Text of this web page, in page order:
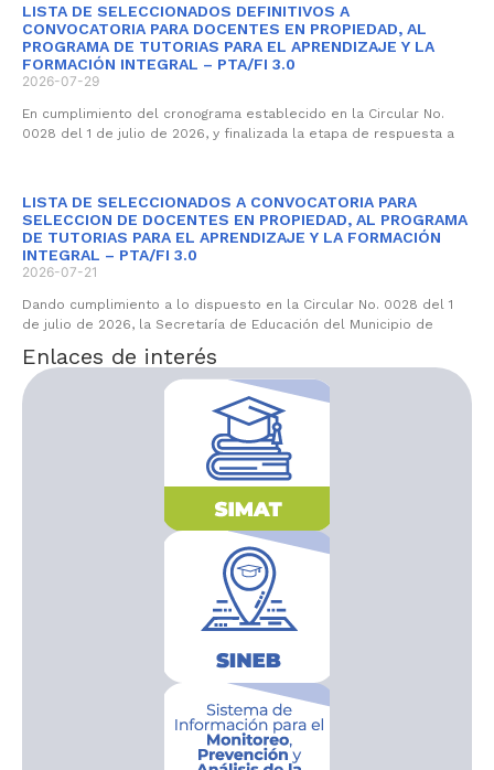
LISTA DE SELECCIONADOS DEFINITIVOS A
CONVOCATORIA PARA DOCENTES EN PROPIEDAD, AL
PROGRAMA DE TUTORIAS PARA EL APRENDIZAJE Y LA
FORMACIÓN INTEGRAL – PTA/FI 3.0
2026-07-29
En cumplimiento del cronograma establecido en la Circular No.
0028 del 1 de julio de 2026, y finalizada la etapa de respuesta a
LISTA DE SELECCIONADOS A CONVOCATORIA PARA
SELECCION DE DOCENTES EN PROPIEDAD, AL PROGRAMA
DE TUTORIAS PARA EL APRENDIZAJE Y LA FORMACIÓN
INTEGRAL – PTA/FI 3.0
2026-07-21
Dando cumplimiento a lo dispuesto en la Circular No. 0028 del 1
de julio de 2026, la Secretaría de Educación del Municipio de
Enlaces de interés